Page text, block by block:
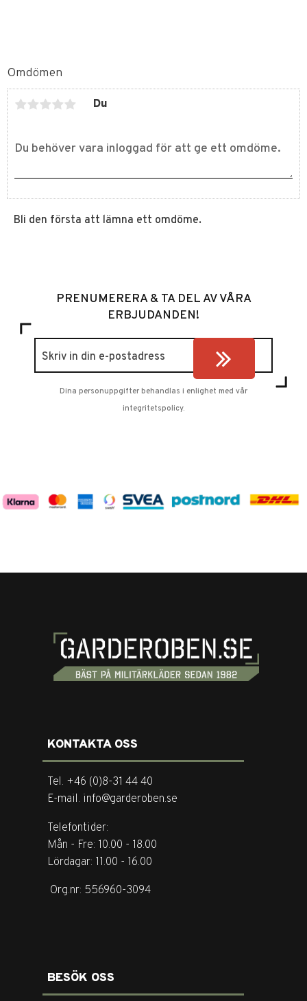
Omdömen
Du
Bli den första att lämna ett omdöme.
PRENUMERERA & TA DEL AV VÅRA
ERBJUDANDEN!
Dina personuppgifter behandlas i enlighet med vår
integritetspolicy.
KONTAKTA OSS
Tel. +46 (0)8-31 44 40
E-mail. info@garderoben.se
Telefontider:
Mån - Fre: 10.00 - 18.00
Lördagar: 11.00 - 16.00
Org.nr: 556960-3094
BESÖK OSS